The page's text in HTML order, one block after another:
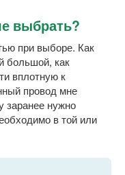
выбрать?
при выборе. Как
большой, как
вплотную к
провод мне
заранее нужно
в той или